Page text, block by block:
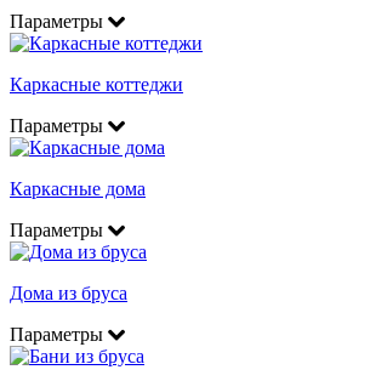
Параметры
Каркасные коттеджи
Параметры
Каркасные дома
Параметры
Дома из бруса
Параметры